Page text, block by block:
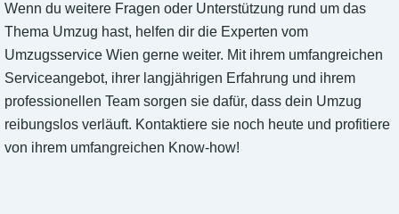
Wenn du weitere Fragen oder Unterstützung rund um das
Thema Umzug hast, helfen dir die Experten vom
Umzugsservice Wien gerne weiter. Mit ihrem umfangreichen
Serviceangebot, ihrer langjährigen Erfahrung und ihrem
professionellen Team sorgen sie dafür, dass dein Umzug
reibungslos verläuft. Kontaktiere sie noch heute und profitiere
von ihrem umfangreichen Know-how!